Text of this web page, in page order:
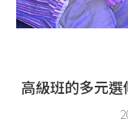
高級班的多元